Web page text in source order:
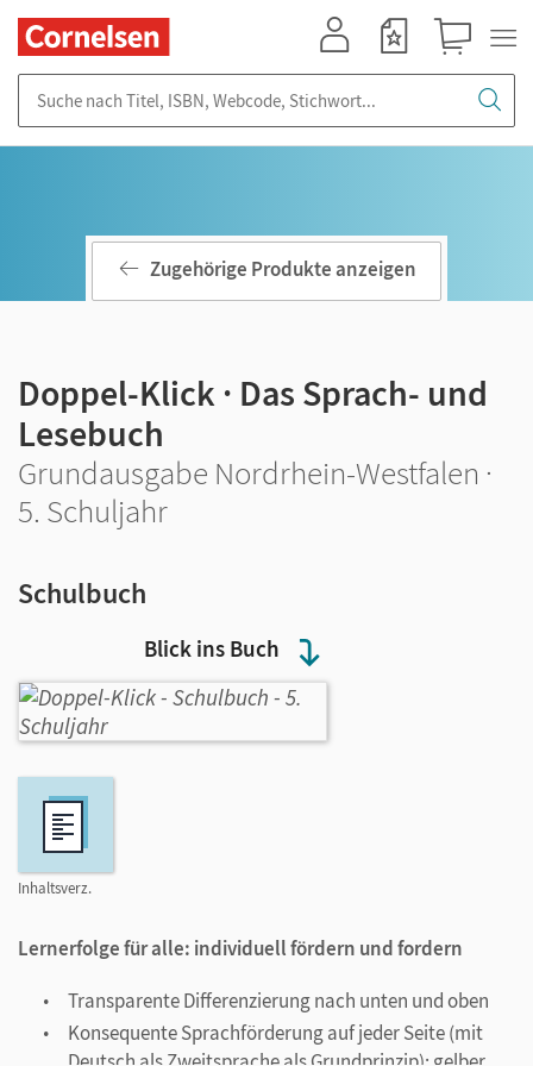
Blick ins Buch
Inhaltsverz.
Zugehörige Produkte anzeigen
Doppel-Klick · Das Sprach- und
Lesebuch
Grundausgabe Nordrhein-Westfalen ·
5. Schuljahr
Schulbuch
Lernerfolgefür alle: individuell fördern und fordern
Transparente Differenzierung nach unten und oben
Konsequente Sprachförderung auf jeder Seite (mit